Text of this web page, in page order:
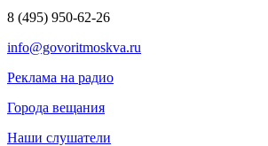
8 (495) 950-62-26
info@govoritmoskva.ru
Реклама на радио
Города вещания
Наши слушатели